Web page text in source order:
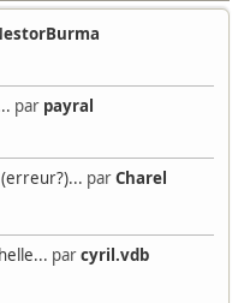
par payral
(erreur?)... parCharel
parcyril.vdb